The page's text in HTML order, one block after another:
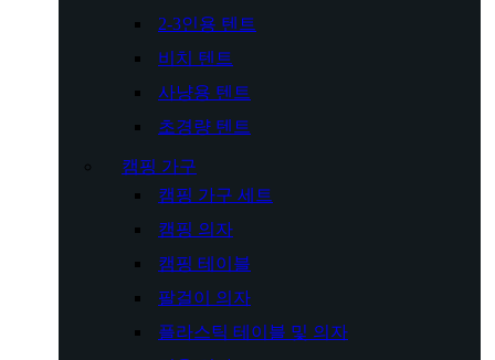
2-3인용 텐트
비치 텐트
사냥용 텐트
초경량 텐트
캠핑 가구
캠핑 가구 세트
캠핑 의자
캠핑 테이블
팔걸이 의자
플라스틱 테이블 및 의자